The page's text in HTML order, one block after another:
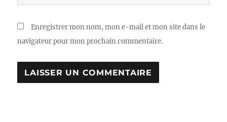
Enregistrer mon nom, mon e-mail et mon site dans le
navigateur pour mon prochain commentaire.